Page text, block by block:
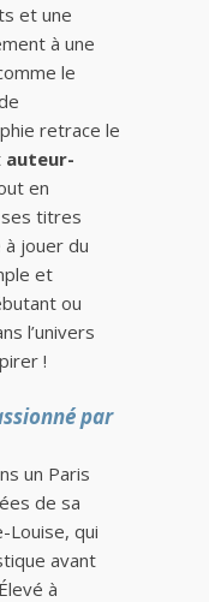
et une
à une
le
retrace le
auteur-
en
titres
jouer du
et
ou
l’univers
!
par
un Paris
de sa
Louise, qui
avant
à